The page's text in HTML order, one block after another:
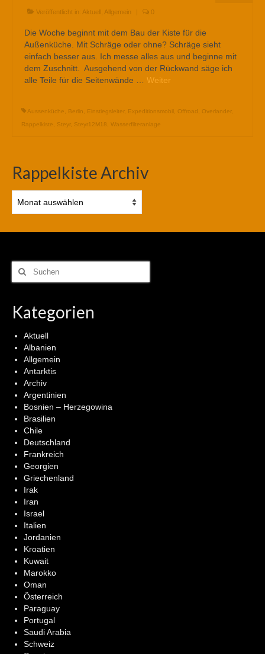
Veröffentlicht in: Aktuell Allgemein | 0
Die Woche beginnt mit dem Bau der Kiste für die
Außenküche. Mit Schräge oder ohne? Schräge sieht
einfach besser aus. Ich messe alles aus und beginne mit
dem Zuschnitt. Ausgehend von der Rückwand säge ich
alle Teile für die Seitenwände … Weiter
Aussenküche Berlin Einstiegsleiter, Expeditionsmobil Offroad Overlander,
Rappelkiste
Steyr, Steyr12M18 Wasserfilteranlage
Rappelkiste Archiv
Archiv
Suchen
nach:
Kategorien
Aktuell
Albanien
Allgemein
Antarktis
Archiv
Argentinien
Bosnien – Herzegowina
Brasilien
Chile
Deutschland
Frankreich
Georgien
Griechenland
Irak
Iran
Israel
Italien
Jordanien
Kroatien
Kuwait
Marokko
Oman
Österreich
Paraguay
Portugal
Saudi Arabia
Schweiz